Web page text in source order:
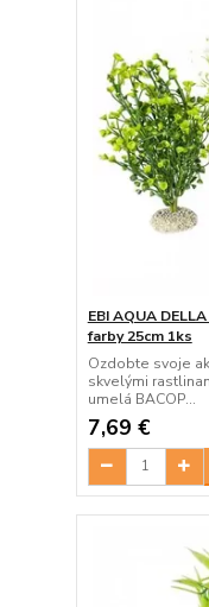
EBI AQUA
farby 25cm 1ks
Ozdobte svoje
skvelými
umelá BACOP...
7,69 €